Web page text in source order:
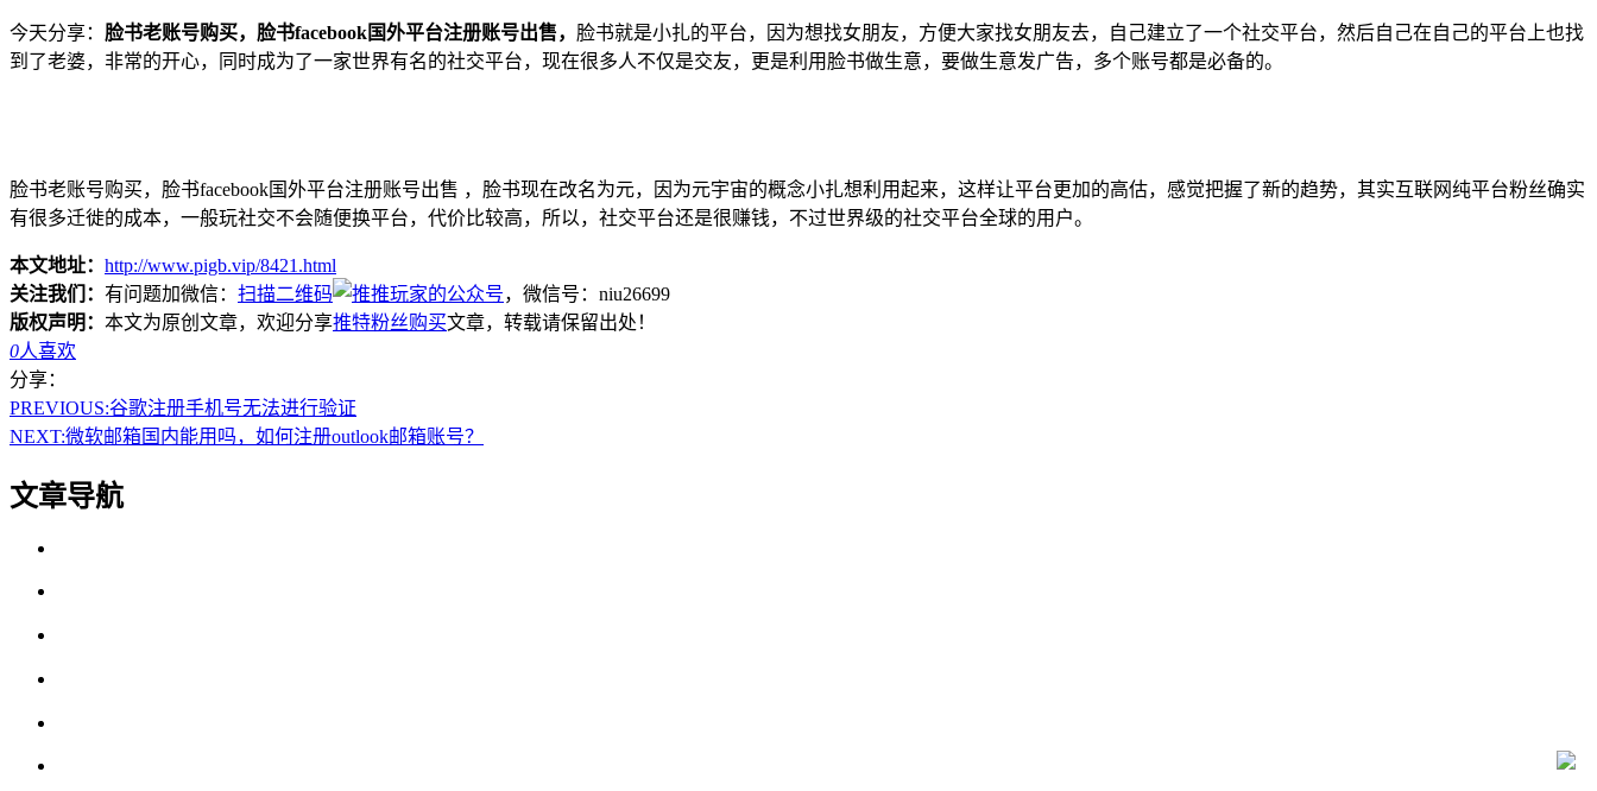
今天分享： 脸书老账号购买，脸书facebook国外平台注册账号出售， 脸书就是小扎的平台，因为想找女朋友，方便大家找女朋友去，自己建立了一个社交平台，然后自己在自己的平台上也找
到了老婆，非常的开心，同时成为了一家世界有名的社交平台，现在很多人不仅是交友，更是利用脸书做生意，要做生意发广告，多个账号都是必备的。
脸书老账号购买，脸书facebook国外平台注册账号出售 ，脸书现在改名为元，因为元宇宙的概念小扎想利用起来，这样让平台更加的高估，感觉把握了新的趋势，其实互联网纯平台粉丝确实
有很多迁徙的成本，一般玩社交不会随便换平台，代价比较高，所以，社交平台还是很赚钱，不过世界级的社交平台全球的用户。
本文地址： http://www.pigb.vip/8421.html
关注我们： 有问题加微信： 扫描二维码
，微信号：niu26699
版权声明： 本文为原创文章，欢迎分享推特粉丝购买文章，转载请保留出处！
0人喜欢
分享：
PREVIOUS:谷歌注册手机号无法进行验证
NEXT:微软邮箱国内能用吗，如何注册outlook邮箱账号？
文章导航